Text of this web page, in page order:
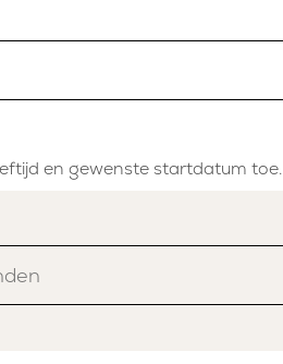
en gewenste startdatum toe.